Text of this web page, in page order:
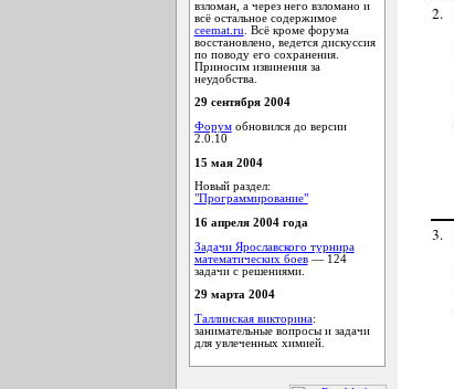
взломан, а через него взломано и
всё остальное содержимое
ceemat.ru . Всё кроме форума
восстановлено, ведется дискуссия
по поводу его сохранения.
Приносим извинения за
неудобства.
29 сентября 2004
Форумобновился до версии
2.0.10
15 мая 2004
Новый раздел:
"Программирование"
16 апреля 2004 года
Задачи Ярославского турнира
математических боев— 124
задачи с решениями.
29 марта 2004
Таллинская викторина:
занимательные вопросы и задачи
для увлеченных химией.
2.
3.